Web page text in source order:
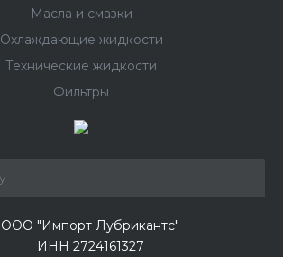
Масла и смазки
Охлаждающие жидкости
Технические жидкости
Фильтры
ООО "Импорт Лубрикантс"
ИНН 2724161327